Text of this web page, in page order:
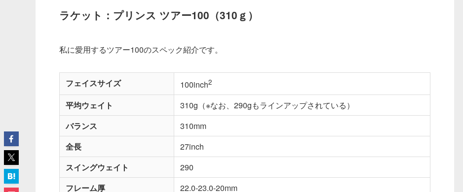
ラケット：プリンス ツアー100（310ｇ）
私に愛用するツアー100のスペック紹介です。
フェイスサイズ 100inch2
平均ウェイト
310g（※なお、290gもラインアップされている）
バランス
310mm
全長
27inch
スイングウェイト
290
フレーム厚
22.0-23.0-20mm